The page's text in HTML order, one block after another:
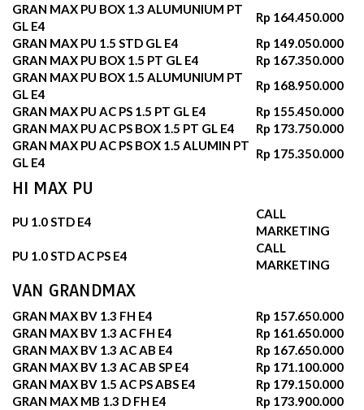
GRAN MAX PU BOX 1.3 ALUMUNIUM PT
GL E4
Rp 164.450.000
GRAN MAX PU 1.5 STD GL E4
Rp 149.050.000
GRAN MAX PU BOX 1.5 PT GL E4
Rp 167.350.000
GRAN MAX PU BOX 1.5 ALUMUNIUM PT
GL E4
Rp 168.950.000
GRAN MAX PU AC PS 1.5 PT GL E4
Rp 155.450.000
GRAN MAX PU AC PS BOX 1.5 PT GL E4
Rp 173.750.000
GRAN MAX PU AC PS BOX 1.5 ALUMIN PT
GL E4
Rp 175.350.000
HI MAX PU
PU 1.0 STD E4
CALL
MARKETING
PU 1.0 STD AC PS E4
CALL
MARKETING
VAN GRANDMAX
GRAN MAX BV 1.3 FH E4
Rp 157.650.000
GRAN MAX BV 1.3 AC FH E4
Rp 161.650.000
GRAN MAX BV 1.3 AC AB E4
Rp 167.650.000
GRAN MAX BV 1.3 AC AB SP E4
Rp 171.100.000
GRAN MAX BV 1.5 AC PS ABS E4
Rp 179.150.000
GRAN MAX MB 1.3 D FH E4
Rp 173.900.000